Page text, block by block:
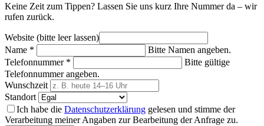
Keine Zeit zum Tippen? Lassen Sie uns kurz Ihre Nummer da – wir
rufen zurück.
Website (bitte leer lassen)
Name *
Bitte Namen angeben.
Telefonnummer *
Bitte gültige
Telefonnummer angeben.
Wunschzeit
Standort
Ich habe die Datenschutzerklärung gelesen und stimme der
Verarbeitung meiner Angaben zur Bearbeitung der Anfrage zu.